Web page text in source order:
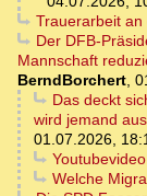
Trauerarbeit an
Der DFB-
Mannschaft
BerndBorchert,
Das deckt
wird jemand
01.07.2026,
Welche